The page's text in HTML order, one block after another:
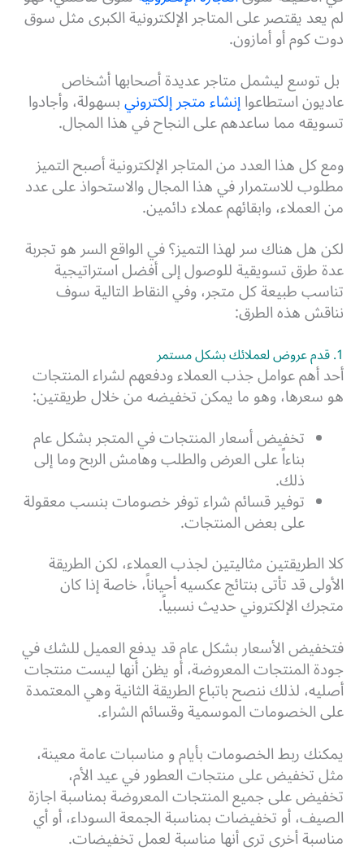
لم يعد يقتصر على المتاجر الإلكترونية الكبرى مثل سوق
دوت كوم أو أمازون.
بل توسع ليشمل متاجر عديدة أصحابها أشخاص
عاديون استطاعواإنشاء متجر إلكترونيبسهولة، وأجادوا
تسويقه مما ساعدهم على النجاح في هذا المجال.
ومع كل هذا العدد من المتاجر الإلكترونية أصبح التميز
مطلوب للاستمرار في هذا المجال والاستحواذ على عدد
من العملاء، وابقائهم عملاء دائمين.
لكن هل هناك سر لهذا التميز؟ في الواقع السر هو تجربة
عدة طرق تسويقية للوصول إلى أفضل استراتيجية
تناسب طبيعة كل متجر، وفي النقاط التالية سوف
نناقش هذه الطرق:
1. قدم عروض لعملائك بشكل مستمر
أحد أهم عوامل جذب العملاء ودفعهم لشراء المنتجات
هو سعرها، وهو ما يمكن تخفيضه من خلال طريقتين:
تخفيض أسعار المنتجات في المتجر بشكل عام
بناءاً على العرض والطلب وهامش الربح وما إلى
ذلك.
توفير قسائم شراء توفر خصومات بنسب معقولة
على بعض المنتجات.
كلا الطريقتين مثاليتين لجذب العملاء، لكن الطريقة
الأولى قد تأتى بنتائج عكسيه أحياناً، خاصة إذا كان
متجرك الإلكتروني حديث نسبياً.
فتخفيض الأسعار بشكل عام قد يدفع العميل للشك في
جودة المنتجات المعروضة، أو يظن أنها ليست منتجات
أصليه، لذلك ننصح باتباع الطريقة الثانية وهي المعتمدة
على الخصومات الموسمية وقسائم الشراء.
يمكنك ربط الخصومات بأيام و مناسبات عامة معينة،
مثل تخفيض على منتجات العطور في عيد الأم،
تخفيض على جميع المنتجات المعروضة بمناسبة اجازة
الصيف،أو تخفيضات بمناسبة الجمعة السوداء، أو أي
مناسبة أخرى ترى أنها مناسبة لعمل تخفيضات.